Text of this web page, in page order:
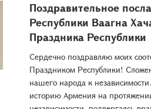
Поздравительное
Республики Ваагна
Праздника Республики
Сердечно поздравляю моих
Праздником Республики!
нашего народа к
историю Армения на